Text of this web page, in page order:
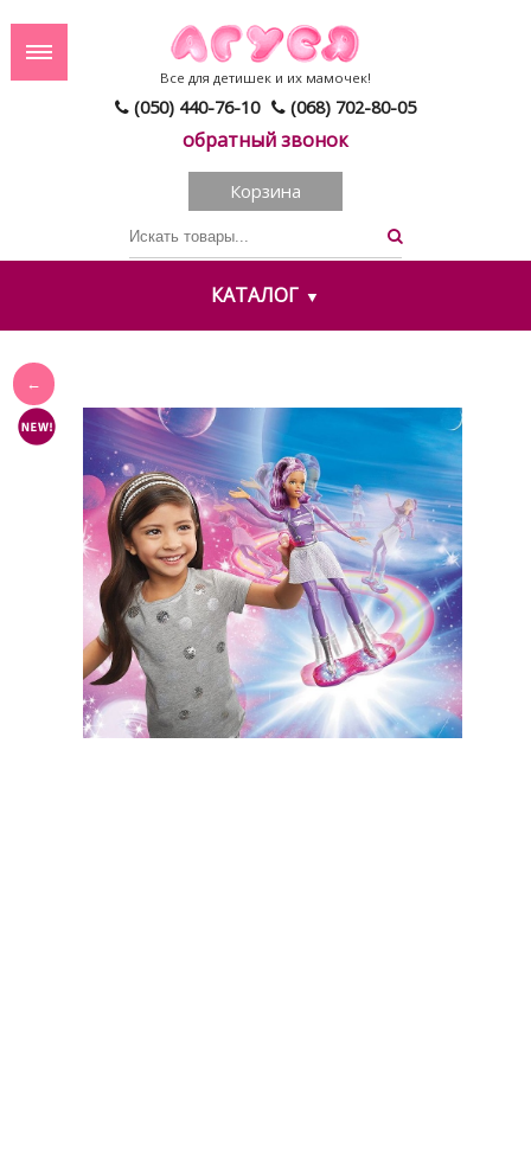
(050) 440-76-10 (068) 702-80-05
обратный звонок
Все для детишек и их мамочек!
Корзина
КАТАЛОГ